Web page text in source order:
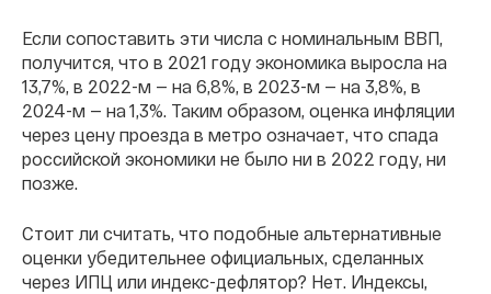
Если сопоставить эти числа с номинальным ВВП,
получится, что в 2021 году экономика выросла на
13,7%, в 2022-м — на 6,8%, в 2023-м — на 3,8%, в
2024-м — на 1,3%. Таким образом, оценка инфляции
через цену проезда в метро означает, что спада
российской экономики не было ни в 2022 году, ни
позже.
Стоит ли считать, что подобные альтернативные
оценки убедительнее официальных, сделанных
через ИПЦ или индекс-дефлятор? Нет. Индексы,